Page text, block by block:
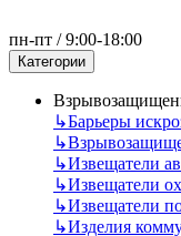
пн-пт / 9:00-18:00
Категории
↳Барьеры
↳
↳Извещатели
↳Извещатели
↳Извещатели
↳Изделия